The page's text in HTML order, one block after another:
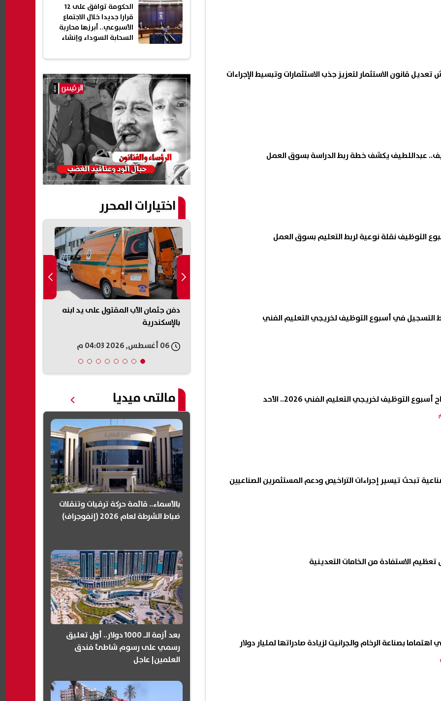
قانون الاستثمار لتعزيز جذب الاستثمارات وتبسيط الإجراءات
عبداللطيف يكشف خطة ربط الدراسة بسوق العمل
التوظيف نقلة نوعية لربط التعليم بسوق العمل
التوظيف لخريجي التعليم الفني 2026.. الأحد
تبحث تيسير إجراءات التراخيص ودعم المستثمرين الصناعيين
الاستفادة من الخامات التعدينية
بصناعة الرخام والجرانيت لزيادة صادراتها لمليار دولار
الحكومة توافق على 12
قرارا جديدا خلال الاجتماع
الأسبوعي.. أبرزها محاربة
السحابة السوداء وإنشاء
اختيارات المحرر
مبادرة الفصائل بشأن السلاح..
تنقلب على اتفاق غزة
بمنطقة العوايد بالإسكندرية
دفن جثمان الأب المقتول على يد ابنه
بالإسكندرية
مالتى ميديا
بالأسماء.. قائمة حركة ترقيات وتنقلات
ضباط الشرطة لعام 2026 (إنفوجراف)
بعد أزمة الـ 1000 دولار.. أول تعليق
رسمي على رسوم شاطئ فندق
العلمين| عاجل